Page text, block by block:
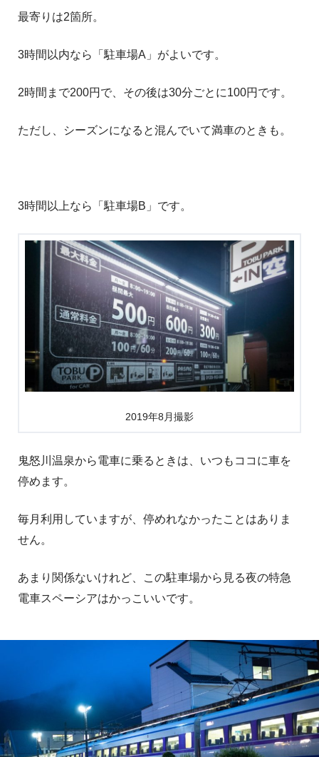
最寄りは2箇所。
3時間以内なら「駐車場A」がよいです。
2時間まで200円で、その後は30分ごとに100円です。
ただし、シーズンになると混んでいて満車のときも。
3時間以上なら「駐車場B」です。
2019年8月撮影
鬼怒川温泉から電車に乗るときは、いつもココに車を
停めます。
毎月利用していますが、停めれなかったことはありま
せん。
あまり関係ないけれど、この駐車場から見る夜の特急
電車スペーシアはかっこいいです。